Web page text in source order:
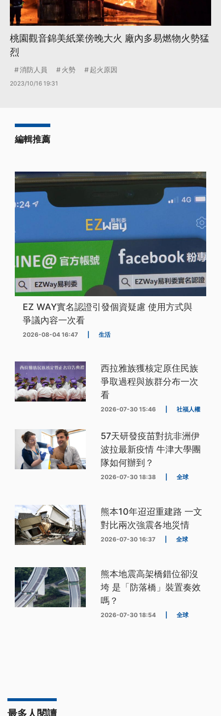
桃園觀音錦美紙業傍晚大火 廠內多易燃物火勢猛
烈
消防人員 火勢 起火原因
2023/10/16 19:31
編輯推薦
EZ WAY實名認證引發個資疑慮 使用方式與
爭議內容一次看
2026-08-04 16:47 生活
西拉雅族獲核定原住民族
爭取過程與族群分布一次
看
2026-07-30 15:46 社福人權
57天研發疫苗對抗非洲伊
波拉最新疫情 牛津大學團
隊如何辦到？
2026-07-30 18:38 全球
熊本10年迢迢重建路 一文
對比兩次強震各地災情
2026-07-30 16:37 全球
熊本地震高架橋錯位卻沒
垮 是「防落橋」裝置奏效
嗎？
2026-07-30 18:54 全球
最多人閱讀